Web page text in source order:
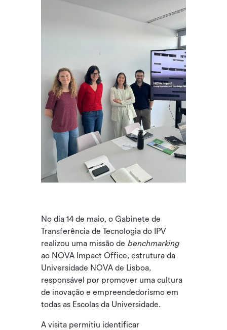
No dia 14 de maio, o Gabinete de
Transferência de Tecnologia do IPV
realizou uma missão de benchmarking
ao NOVA Impact Office, estrutura da
Universidade NOVA de Lisboa,
responsável por promover uma cultura
de inovação e empreendedorismo em
todas as Escolas da Universidade.
A visita permitiu identificar